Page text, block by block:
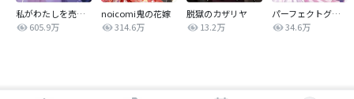
私がわたしを売る理由
605.9万
noicomi鬼の花嫁
314.6万
脱獄のカザリヤ
13.2万
パーフェクトグリッター
34.6万